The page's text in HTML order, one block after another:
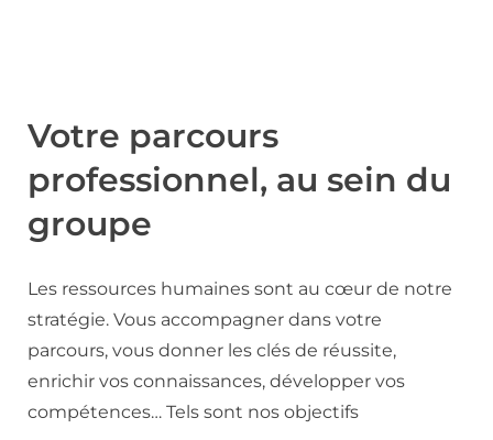
Votre parcours
professionnel, au sein du
groupe
Les ressources humaines sont au cœur de notre
stratégie. Vous accompagner dans votre
parcours, vous donner les clés de réussite,
enrichir vos connaissances, développer vos
compétences… Tels sont nos objectifs